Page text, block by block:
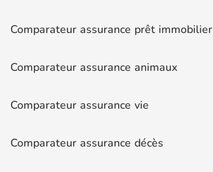
Comparateur assurance prêt immobilier
Comparateur assurance animaux
Comparateur assurance vie
Comparateur assurance décès